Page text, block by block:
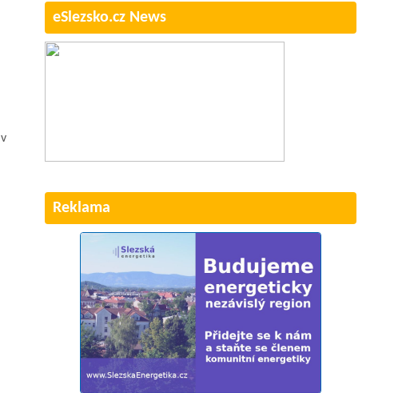
eSlezsko.cz News
Reklama